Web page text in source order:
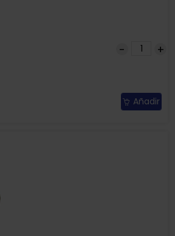
Añadir